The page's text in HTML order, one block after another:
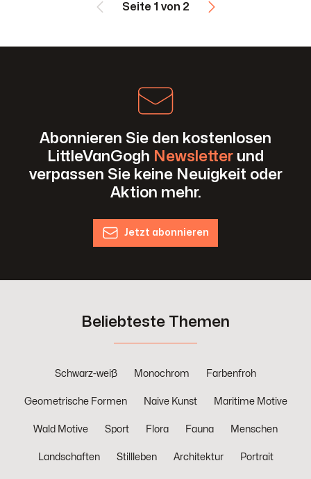
Seite 1 von 2
Abonnieren Sie den kostenlosen
LittleVanGogh Newsletter und
verpassen Sie keine Neuigkeit oder
Aktion mehr.
Jetzt abonnieren
Beliebteste Themen
Schwarz-weiß Monochrom Farbenfroh
Geometrische Formen Naive Kunst Maritime Motive
Wald Motive Sport Flora Fauna Menschen
Landschaften Stillleben Architektur Portrait